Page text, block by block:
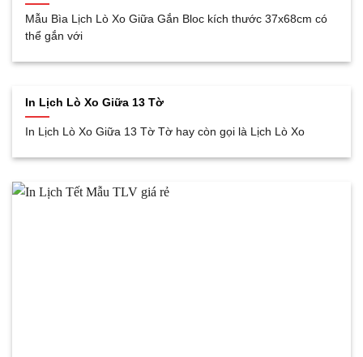
Mẫu Bìa Lịch Lò Xo Giữa Gắn Bloc kích thước 37x68cm có
thể gắn với
In Lịch Lò Xo Giữa 13 Tờ
In Lịch Lò Xo Giữa 13 Tờ Tờ hay còn gọi là Lịch Lò Xo